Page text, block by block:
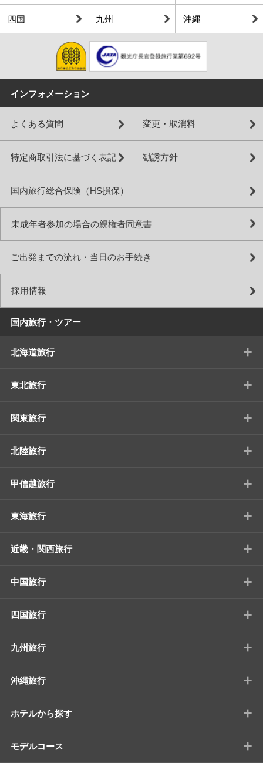
四国 九州 沖縄
インフォメーション
よくある質問 変更・取消料
特定商取引法に基づく表記 勧誘方針
国内旅行総合保険（HS損保）
未成年者参加の場合の親権者同意書
ご出発までの流れ・当日のお手続き
採用情報
国内旅行・ツアー
北海道旅行 +
東北旅行 +
関東旅行 +
北陸旅行 +
甲信越旅行 +
東海旅行 +
近畿・関西旅行 +
中国旅行 +
四国旅行 +
九州旅行 +
沖縄旅行 +
ホテルから探す +
モデルコース +